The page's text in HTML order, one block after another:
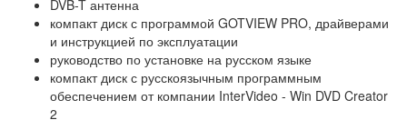
DVB-T антенна
компакт диск с программой GOTVIEW PRO, драйверами
и инструкцией по эксплуатации
руководство по установке на русском языке
компакт диск с русскоязычным программным
обеспечением от компании InterVideo - Win DVD Creator
2